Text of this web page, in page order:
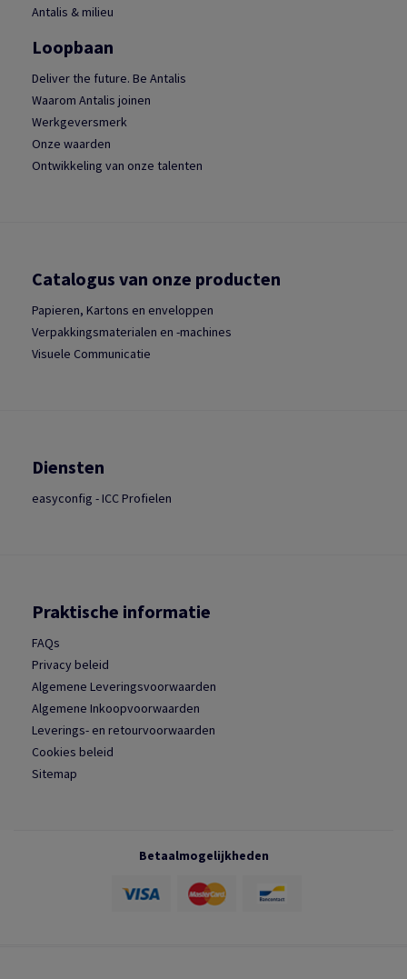
Antalis & milieu
Loopbaan
Deliver the future. Be Antalis
Waarom Antalis joinen
Werkgeversmerk
Onze waarden
Ontwikkeling van onze talenten
Catalogus van onze producten
Papieren, Kartons en enveloppen
Verpakkingsmaterialen en -machines
Visuele Communicatie
Diensten
easyconfig - ICC Profielen
Praktische informatie
FAQs
Privacy beleid
Algemene Leveringsvoorwaarden
Algemene Inkoopvoorwaarden
Leverings- en retourvoorwaarden
Cookies beleid
Sitemap
Betaalmogelijkheden